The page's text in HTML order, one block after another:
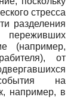
стресса
разделения
переживших
(например,
от
на
например, в